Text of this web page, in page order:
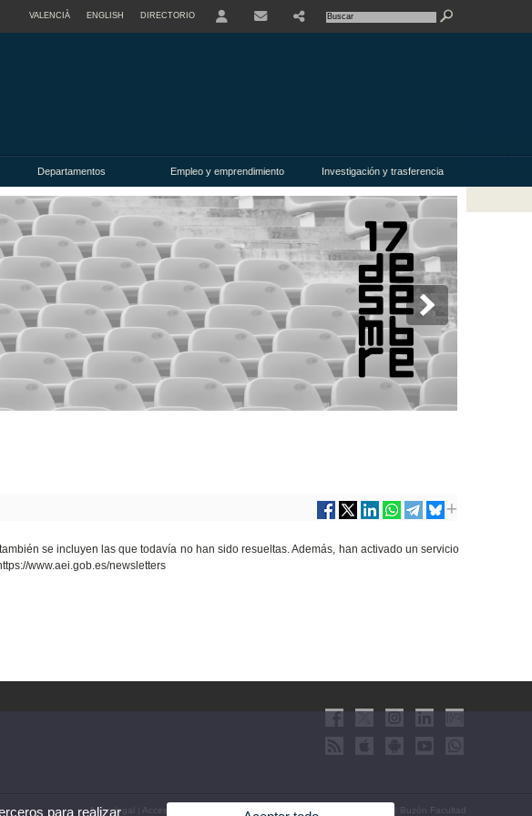
VALENCIÀ ENGLISH DIRECTORIO
Departamentos Empleo y emprendimiento Investigación y trasferencia
se incluyen las que todavía no han sido resueltas. Además, han activado un servicio
www.aei.gob.es/newsletters
Aviso legal Accesibilidad Política privacidad Cookies Buzón Facultad
para realizar